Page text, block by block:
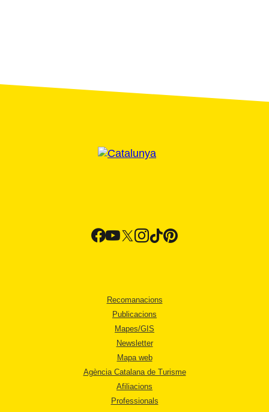
Recomanacions
Publicacions
Mapes/GIS
Newsletter
Mapa web
Agència Catalana de Turisme
Afiliacions
Professionals